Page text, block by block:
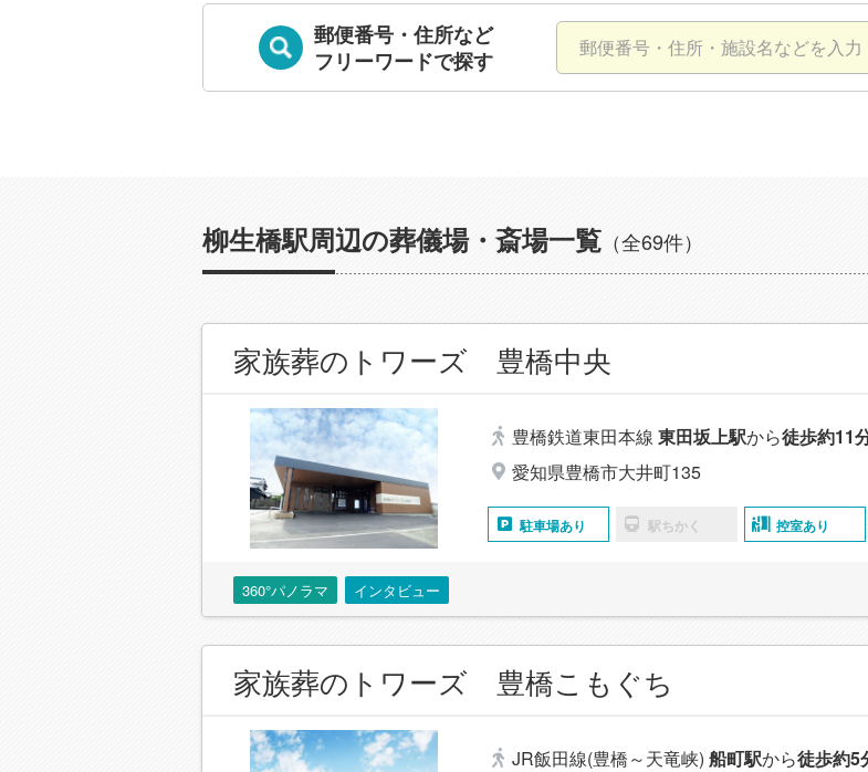
郵便番号・住所など
フリーワードで探す
柳生橋駅周辺の葬儀場・斎場一覧 （全69件）
家族葬のトワーズ 豊橋中央
豊橋鉄道東田本線 東田坂上駅から徒歩約11
愛知県豊橋市大井町135
駐車場あり 駅ちかく 控室あり
360°パノラマ インタビュー
家族葬のトワーズ 豊橋こもぐち
JR飯田線(豊橋～天竜峡) 船町駅から徒歩約5